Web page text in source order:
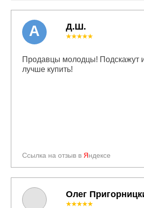
Олег
Д.Ш.
Ссылка на отзыв в Яндексе
★★★★★
Продавцы молодцы! Подскажут
лучше купить!
А
★★★★★